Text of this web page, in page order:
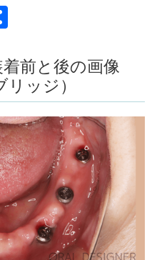
着前と後の画像
ッジ）